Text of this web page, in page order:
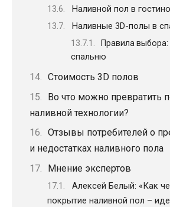
Наливной пол в
Наливные 3D-полы в
Правила
спальню
Стоимость 3D полов
Во что можно превратить
наливной технологии?
Отзывы потребителей о
и недостатках наливного пола
Мнение экспертов
Алексей Белый: «Как
покрытие наливной пол –